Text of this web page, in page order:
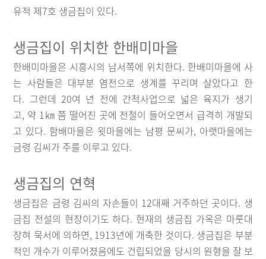
유적 제7호 생금집이 있다.
생금집이 위치한 한배미마을
한배미마을은 시흥시의 남서쪽에 위치한다. 한배미마을에 사
는 사람들은 대부분 염전으로 생계를 꾸리며 살았다고 한
다. 그런데 20여 년 전에 간척사업으로 넓은 육지가 생기
고, 약 1㎞ 쯤 떨어진 곳에 전철이 들어오면서 급격히 개발되
고 있다. 함배마을은 윗마을에는 남평 문씨가, 아랫마을에는
금령 김씨가 주를 이루고 있다.
생금집의 연혁
생금집은 금령 김씨의 자손들이 12대째 거주하던 곳이다. 생
금집 전설의 현장이기도 하다. 현재의 생금집 가옥은 마룻대
장혀 묵서에 의하면, 1913년에 개축한 것이다. 생금집은 부분
적인 개수가 이루어졌음에도 건립되었을 당시의 원형을 잘 보